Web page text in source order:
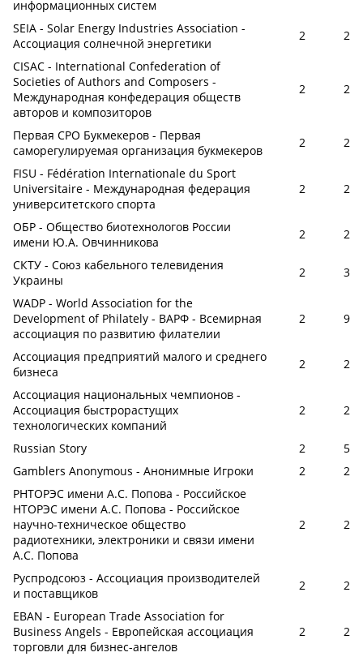
информационных систем
SEIA - Solar Energy Industries Association -
Ассоциация солнечной энергетики
2
2
CISAC - International Confederation of
Societies of Authors and Composers -
Международная конфедерация обществ
авторов и композиторов
2 2
Первая СРО Букмекеров - Первая
саморегулируемая организация букмекеров
2
2
FISU - Fédération Internationale du Sport
Universitaire - Международная федерация
университетского спорта
2 2
ОБР - Общество биотехнологов России
имени Ю.А. Овчинникова
2
2
СКТУ - Союз кабельного телевидения
Украины
2
3
WADP - World Association for the
Development of Philately - ВАРФ - Всемирная
ассоциация по развитию филателии
2 9
Ассоциация предприятий малого и среднего
бизнеса
2
2
Ассоциация национальных чемпионов -
Ассоциация быстрорастущих
технологических компаний
2 2
Russian Story 2
5
Gamblers Anonymous - Анонимные Игроки
2
2
РНТОРЭС имени А.С. Попова - Российское
НТОРЭС имени А.С. Попова - Российское
научно-техническое общество
радиотехники, электроники и связи имени
А.С. Попова
2 2
Руспродсоюз - Ассоциация производителей
и поставщиков
2
2
EBAN - European Trade Association for
Business Angels - Европейская ассоциация
торговли для бизнес-ангелов
2 2